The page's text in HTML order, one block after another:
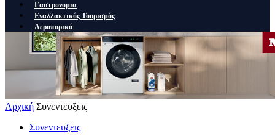
Γαστρονομια
Εναλλακτικός Τουρισμός
Αεροπορικά
Αρχική Συνεντευξεις
Συνεντευξεις